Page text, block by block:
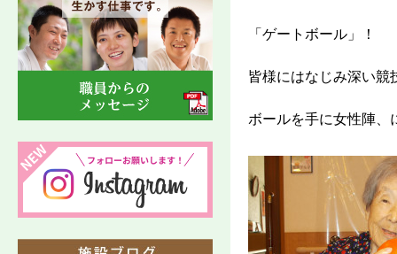
「ゲートボール」！
皆様にはなじみ深い競
ボールを手に女性陣